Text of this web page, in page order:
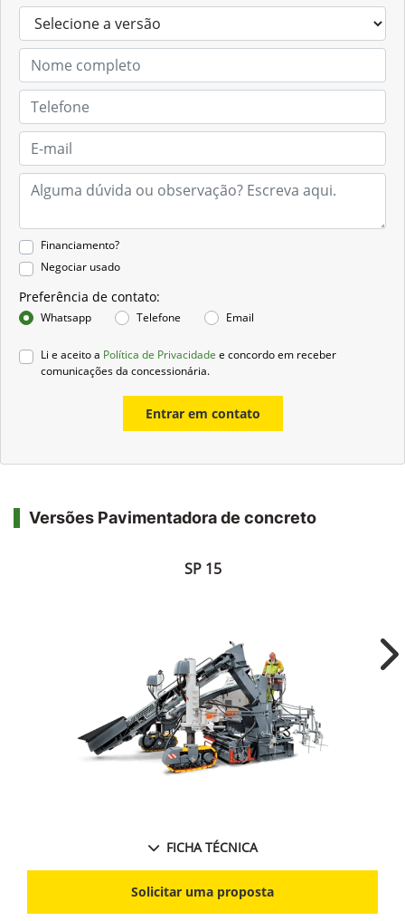
Financiamento?
Negociar usado
Preferência de contato:
Whatsapp Telefone Email
Li e aceito a Política de Privacidade e concordo em receber
comunicações da concessionária.
Entrar em contato
Versões Pavimentadora de concreto
SP 15
FICHA TÉCNICA
Solicitar uma proposta